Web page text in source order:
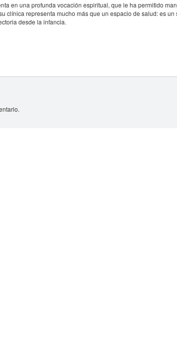
en una profunda vocación espiritual, que le ha permitido
clínica representa mucho más que un espacio de salud: es un
desde la infancia.